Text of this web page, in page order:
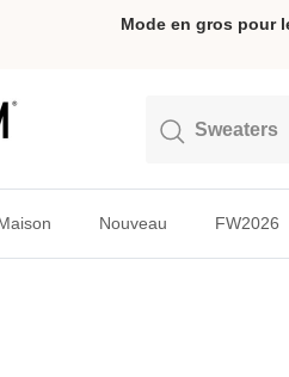
Mode en gros pour
Nouveau FW2026